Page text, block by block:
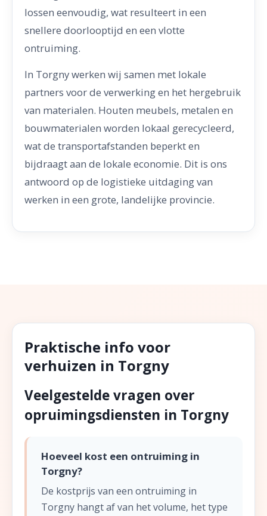
lossen eenvoudig, wat resulteert in een
snellere doorlooptijd en een vlotte
ontruiming.
In Torgny werken wij samen met lokale
partners voor de verwerking en het hergebruik
van materialen. Houten meubels, metalen en
bouwmaterialen worden lokaal gerecycleerd,
wat de transportafstanden beperkt en
bijdraagt aan de lokale economie. Dit is ons
antwoord op de logistieke uitdaging van
werken in een grote, landelijke provincie.
Praktische info voor
verhuizen in Torgny
Veelgestelde vragen over
opruimingsdiensten in Torgny
Hoeveel kost een ontruiming in
Torgny?
De kostprijs van een ontruiming in
Torgny hangt af van het volume, het type